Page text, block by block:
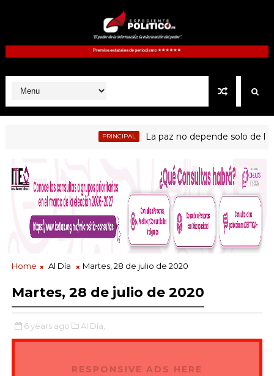
PRINCIPAL La paz no depende solo de las
Home Al Día Martes, 28 de julio de 2020
Martes, 28 de julio de 2020
6 years ago Al Día,
RESPONSIVE ADS HERE